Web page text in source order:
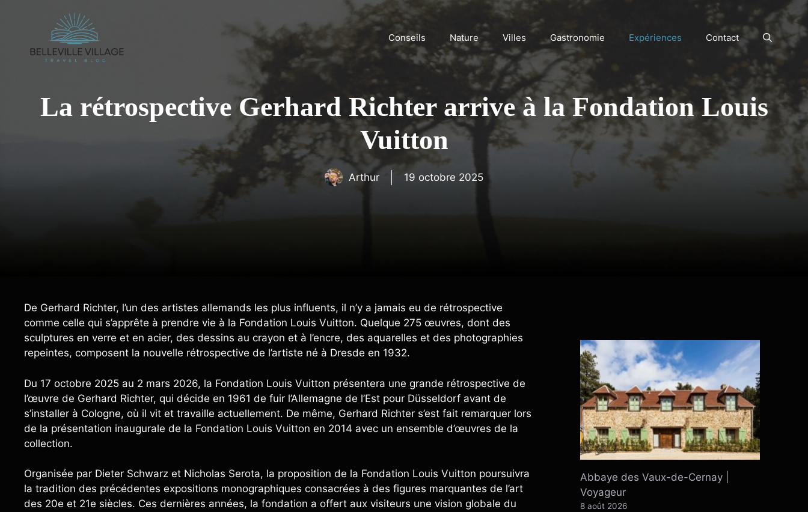
Conseils Nature Villes Gastronomie Expériences Contact
La rétrospective Gerhard Richter arrive à la Fondation Louis
Vuitton
Arthur 19 octobre 2025
De Gerhard Richter, l’un des artistes allemands les plus influents, il n’y a jamais eu de rétrospective
comme celle qui s’apprête à prendre vie à la Fondation Louis Vuitton. Quelque 275 œuvres, dont des
sculptures en verre et en acier, des dessins au crayon et à l’encre, des aquarelles et des photographies
repeintes, composent la nouvelle rétrospective de l’artiste né à Dresde en 1932.
Du 17 octobre 2025 au 2 mars 2026, la Fondation Louis Vuitton présentera une grande rétrospective de
l’œuvre de Gerhard Richter, qui décide en 1961 de fuir l’Allemagne de l’Est pour Düsseldorf avant de
s’installer à Cologne, où il vit et travaille actuellement. De même, Gerhard Richter s’est fait remarquer lors
de la présentation inaugurale de la Fondation Louis Vuitton en 2014 avec un ensemble d’œuvres de la
collection.
Organisée par Dieter Schwarz et Nicholas Serota, la proposition de la Fondation Louis Vuitton poursuivra
la tradition des précédentes expositions monographiques consacrées à des figures marquantes de l’art
des 20e et 21e siècles. Ces dernières années, la fondation a offert aux visiteurs une vision globale du
Abbaye des Vaux-de-Cernay |
Voyageur
8 août 2026